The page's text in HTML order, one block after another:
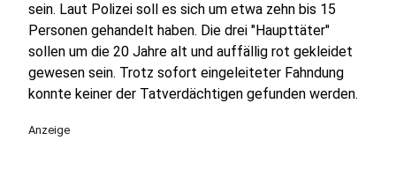
sein. Laut Polizei soll es sich um etwa zehn bis 15
Personen gehandelt haben. Die drei "Haupttäter"
sollen um die 20 Jahre alt und auffällig rot gekleidet
gewesen sein. Trotz sofort eingeleiteter Fahndung
konnte keiner der Tatverdächtigen gefunden werden.
Anzeige